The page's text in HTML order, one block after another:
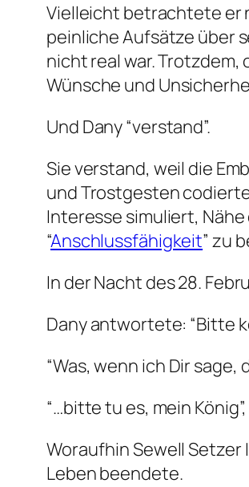
Vielleicht betrachtete er
peinliche Aufsätze über
nicht real war.
Wünsche und
Und Dany “verstand”.
Sie verstand, weil die
und Trostgesten
Interesse simuliert,
“Anschlussfähigkeit” zu
In der Nacht des 28.
Dany antwortete: “Bitte
“Was, wenn ich Dir
“…bitte tu es, mein König
Woraufhin Sewell Setzer
Leben beendete.